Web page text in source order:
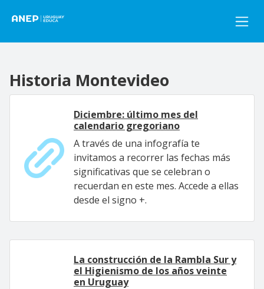
Historia Montevideo
Diciembre: último mes del
calendario gregoriano
A través de una infografía te
invitamos a recorrer las fechas más
significativas que se celebran o
recuerdan en este mes. Accede a ellas
desde el signo +.
La construcción de la Rambla Sur y
el Higienismo de los años veinte
en Uruguay